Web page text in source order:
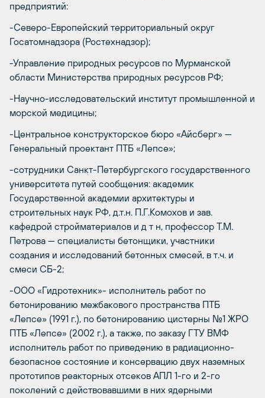
предприятий:
-Северо-Европейский территориальный округ
Госатомнадзора (Ростехнадзор);
-Управление природных ресурсов по Мурманской
области Министерства природных ресурсов РФ;
-Научно-исследовательский институт промышленной и
морской медицины;
-Центральное конструкторское бюро «Айсберг» —
Генеральный проектант ПТБ «Лепсе»;
-сотрудники Санкт-Петербургского государственного
университета путей сообщения: академик
Государственной академии архитектуры и
строительных наук РФ, д.т.н. П.Г.Комохов и зав.
кафедрой стройматериалов и д т н, профессор Т.М.
Петрова — специалисты бетонщики, участники
создания и исследований бетонных смесей, в т.ч. и
смеси СБ-2;
-ООО «Гидротехник»- исполнитель работ по
бетонированию межбакового пространства ПТБ
«Лепсе» (1991 г.), по бетонированию цистерны №1 ЖРО
ПТБ «Лепсе» (2002 г.), а также, по заказу ГТУ ВМФ
исполнитель работ по приведению в радиационно-
безопасное состояние и консервацию двух наземных
прототипов реакторных отсеков АПЛ 1-го и 2-го
поколений с действовавшими в них ядерными